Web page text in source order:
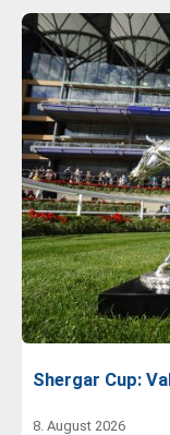
Shergar Cup:
8. August 2026